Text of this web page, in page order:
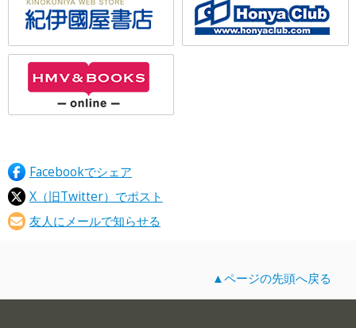
Facebookでシェア
X（旧Twitter）でポスト
友人にメールで知らせる
▲ページの先頭へ戻る